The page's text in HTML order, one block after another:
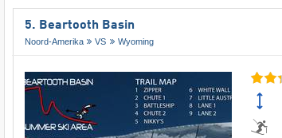
5. Beartooth Basin
Noord-Amerika VS Wyoming